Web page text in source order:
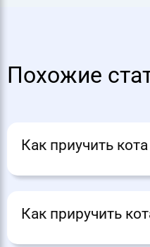
Похожие
Как приучить
Как приручить